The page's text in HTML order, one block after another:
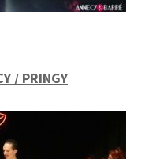
/ PRINGY